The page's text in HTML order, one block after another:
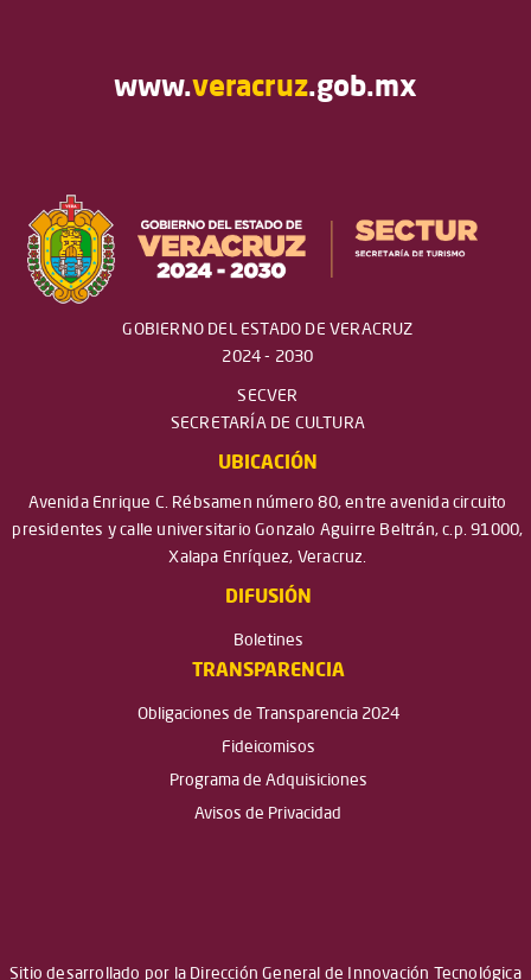
www.veracruz.gob.mx
GOBIERNO DEL ESTADO DE VERACRUZ
2024 - 2030
SECVER
SECRETARÍA DE CULTURA
UBICACIÓN
Avenida Enrique C. Rébsamen número 80, entre avenida circuito
presidentes y calle universitario Gonzalo Aguirre Beltrán, c.p. 91000,
Xalapa Enríquez, Veracruz.
DIFUSIÓN
Boletines
TRANSPARENCIA
Obligaciones de Transparencia 2024
Fideicomisos
Programa de Adquisiciones
Avisos de Privacidad
Sitio desarrollado por la Dirección General de Innovación Tecnológica